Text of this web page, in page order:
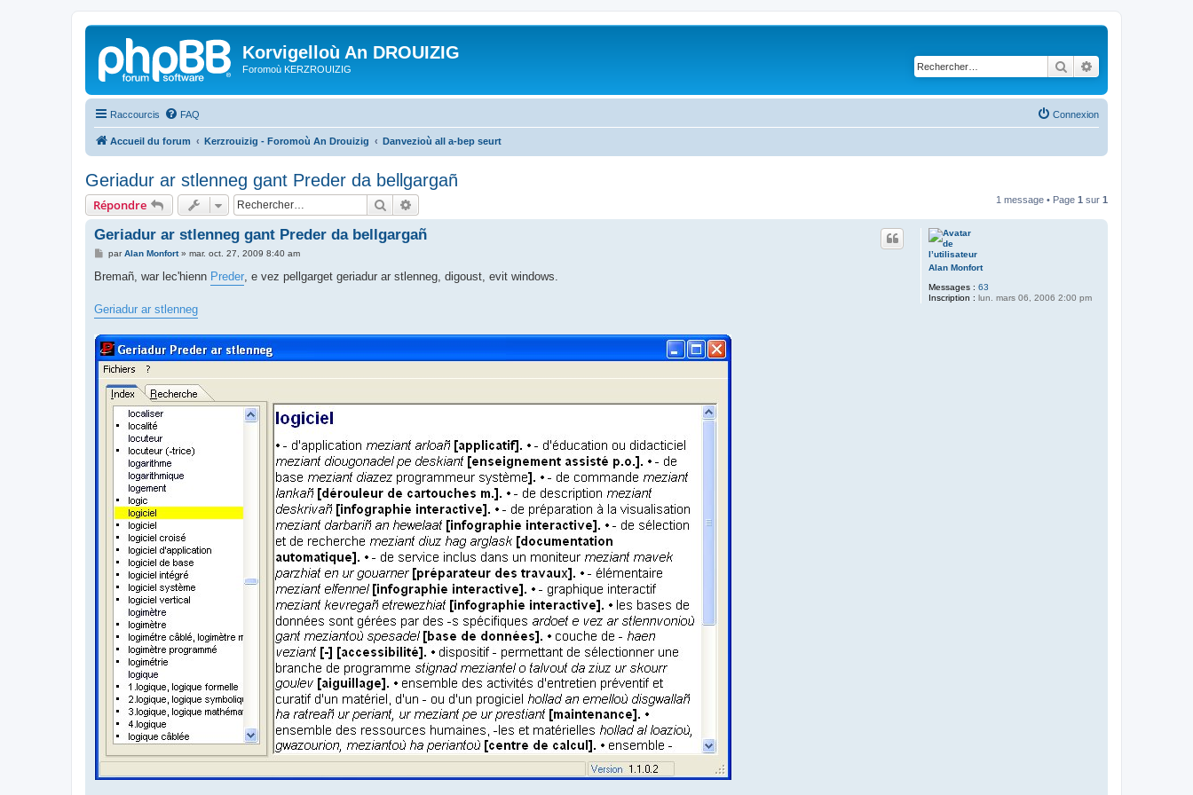
Korvigelloù An DROUIZIG
Foromoù KERZROUIZIG Rechercher
Raccourcis FAQ Connexion
Accueil du forum Kerzrouizig - Foromoù An Drouizig Danvezioù all a-bep seurt
Geriadur ar stlenneg gant Preder da bellgargañ
Répondre Rechercher 1 message • Page 1 sur 1
Alan Monfort
Messages : 63
Inscription : lun. mars 06, 2006 2:00 pm
Geriadur ar stlenneg gant Preder da bellgargañ
M
s
g
e
parAlan Monfort» mar. oct. 27, 2009 8:40 am
Bremañ, war lec'hienn Preder , e vez pellgarget geriadur ar stlenneg, digoust, evit windows.
Geriadur ar stlenneg